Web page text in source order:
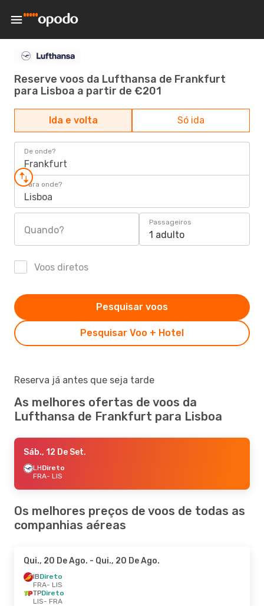
Reserve voos da Lufthansa de Frankfurt
para Lisboa a partir de €201
Ida e volta Só ida
De onde?
Frankfurt
Para onde?
Lisboa
Quando?
Passageiros
1 adulto
Voos diretos
Pesquisar Voo + Hotel
Pesquisar voos
Reserva já antes que seja tarde
As melhores ofertas de voos da
Lufthansa de Frankfurt para Lisboa
Sáb., 12 De Set.
LHDireto
FRA- LIS
Os melhores preços de voos de todas as
companhias aéreas
Qui., 20 De Ago. - Qui., 20 De Ago.
IBDireto
FRA- LIS
TPDireto
LIS- FRA